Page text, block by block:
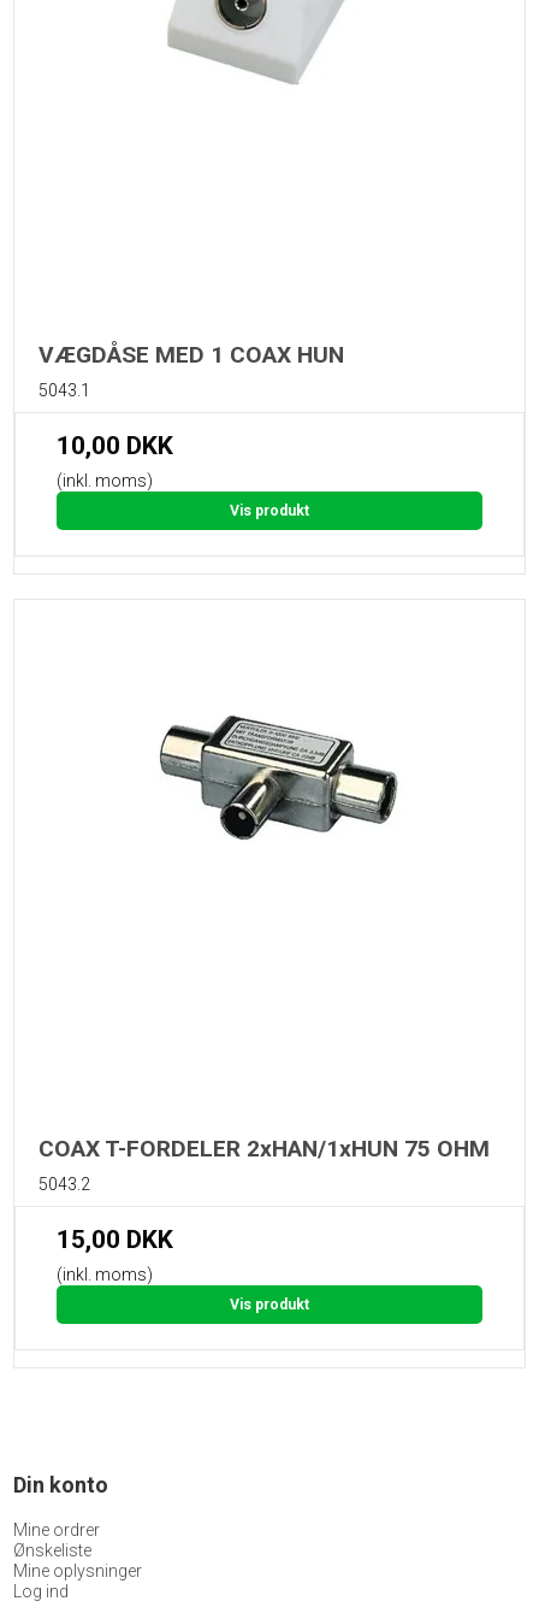
VÆGDÅSE MED 1 COAX HUN
5043.1
10,00 DKK
(inkl. moms)
Vis produkt
COAX T-FORDELER 2xHAN/1xHUN 75 OHM
5043.2
15,00 DKK
(inkl. moms)
Vis produkt
Din konto
Mine ordrer
Ønskeliste
Mine oplysninger
Log ind